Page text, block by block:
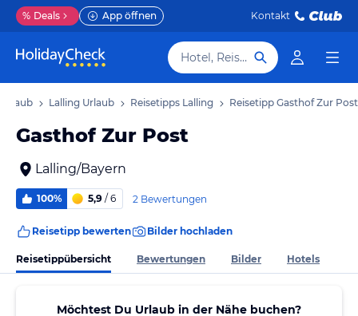
% Deals App öffnen Kontakt
Hotel, Reiseziel
Lalling Urlaub Reisetipps Lalling Reisetipp Gasthof Zur Post
Gasthof Zur Post
Lalling/Bayern
100% 5,9 / 6 2 Bewertungen
Reisetipp bewerten Bilder hochladen
Reisetippübersicht Bewertungen Bilder Hotels
Möchtest Du Urlaub in der Nähe buchen?